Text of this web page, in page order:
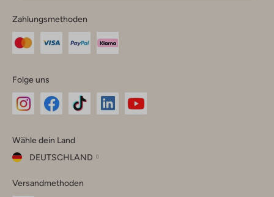
Zahlungsmethoden
Folge uns
Instagram
Facebook
TikTok
Wähle dein Land
DEUTSCHLAND
dein
Versandmethoden